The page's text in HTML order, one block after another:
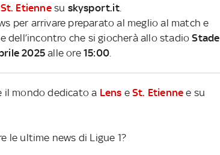
St. Etiennesu skysport.it.
per arrivare preparato al meglio al match e
che si giocherà allo stadioStade
2025 alle ore 15:00
mondo dedicato a Lens eSt. Etienne e su
le ultime news di Ligue 1?